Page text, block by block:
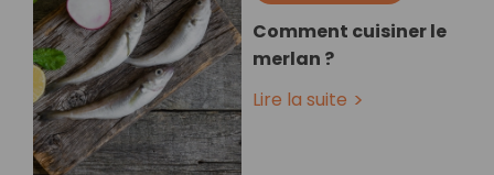
Comment cuisiner le
merlan ?
Lire la suite